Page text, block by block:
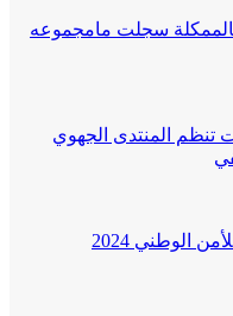
بالممكلة سجلت مامجموعه
تنظم المنتدى الجهوي
الوطني 2024